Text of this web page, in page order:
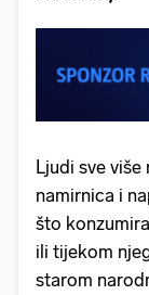
Ljudi sve
namirnica i
što
ili tijekom
starom